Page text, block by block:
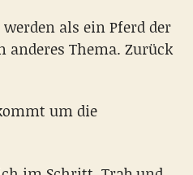
als ein Pferd der
anderes Thema. Zurück
um die